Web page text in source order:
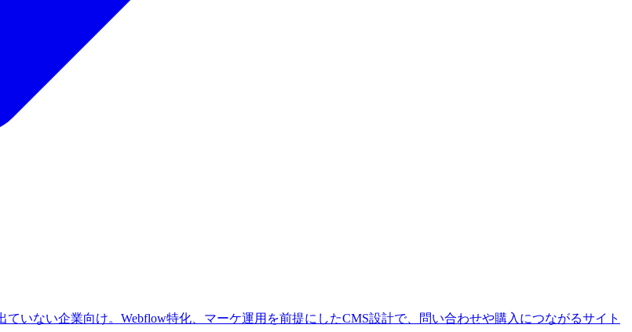
いない企業向け。Webflow特化、マーケ運用を前提にしたCMS設計で、問い合わせや購入につながるサイト